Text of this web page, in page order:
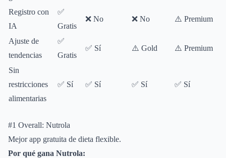
Registro con
IA
✅
Gratis
❌ No ❌ No ⚠️ Premium
Ajuste de
tendencias
✅
Gratis
✅ Sí ⚠️ Gold ⚠️ Premium
Sin
restricciones
alimentarias
✅ Sí ✅ Sí ✅ Sí ✅ Sí
#1 Overall: Nutrola
Mejor app gratuita de dieta flexible.
Por qué gana Nutrola: